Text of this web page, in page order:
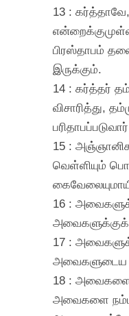
13 :
பிரஸ்தாபம்
இருக்கும்.
14 : கர்த்தர்
விசாரித்து,
15 :
வெள்ளியும்
16 :
17 :
அவைகளுடைய
18 :
அவைகளை